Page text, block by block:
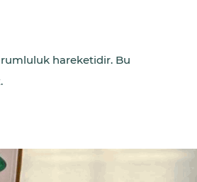
hareketidir. Bu